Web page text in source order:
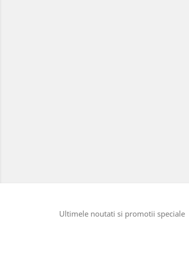
Ultimele noutati si promotii speciale